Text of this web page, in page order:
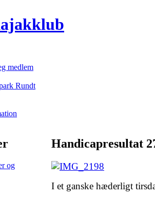
medlem
Rundt
og
Handicapresultat
I et ganske hæderligt